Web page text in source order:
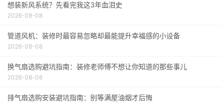
想装新风系统？先看完我这3年血泪史
2026-08-08
管道风机：装修时最容易忽略却最能提升幸福感的小设备
2026-08-08
换气扇选购避坑指南：装修老师傅不想让你知道的那些事儿
2026-08-08
排气扇选购安装避坑指南：别等满屋油烟才后悔